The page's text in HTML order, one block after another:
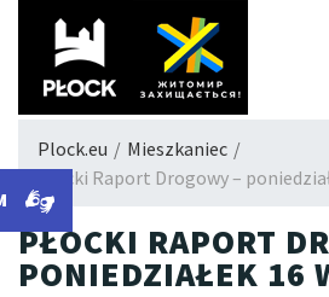
Plock.eu / Mieszkaniec /
Płocki Raport Drogowy –
PŁOCKI RAPORT
PONIEDZIAŁEK 16